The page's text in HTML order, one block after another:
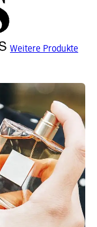
Weitere Produkte